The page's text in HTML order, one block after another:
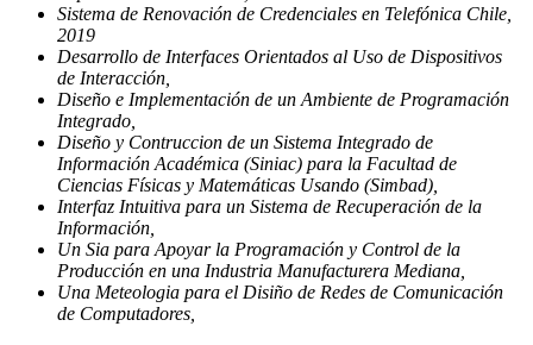
Sistema de Renovación de Credenciales en Telefónica Chile,
2019
Desarrollo de Interfaces Orientados al Uso de Dispositivos
de Interacción,
Diseño e Implementación de un Ambiente de Programación
Integrado,
Diseño y Contruccion de un Sistema Integrado de
Información Académica (Siniac) para la Facultad de
Ciencias Físicas y Matemáticas Usando (Simbad),
Interfaz Intuitiva para un Sistema de Recuperación de la
Información,
Un Sia para Apoyar la Programación y Control de la
Producción en una Industria Manufacturera Mediana,
Una Meteologia para el Disiño de Redes de Comunicación
de Computadores,